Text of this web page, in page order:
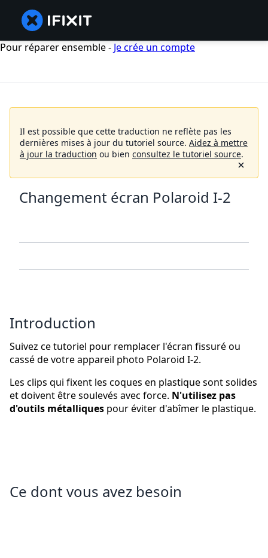
Pour réparer ensemble - Je crée un compte
Il est possible que cette traduction ne reflète pas les
dernières mises à jour du tutoriel source. Aidez à mettre
à jour la traduction ou bien consultez le tutoriel source.
Changement écran Polaroid I-2
Introduction
Suivez ce tutoriel pour remplacer l'écran fissuré ou
cassé de votre appareil photo Polaroid I-2.
Les clips qui fixent les coques en plastique sont solides
et doivent être soulevés avec force. N'utilisez pas
d'outils métalliques pour éviter d'abîmer le plastique.
Ce dont vous avez besoin